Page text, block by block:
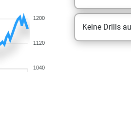
1200
1120
1040
Keine Drills